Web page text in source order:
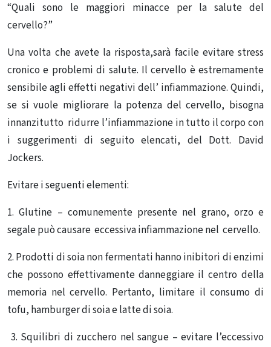
“Quali sono le maggiori minacce per la salute del
cervello?”
Una volta che avete la risposta,sarà facile evitare stress
cronico e problemi di salute. Il cervello è estremamente
sensibile agli effetti negativi dell’ infiammazione. Quindi,
se si vuole migliorare la potenza del cervello, bisogna
innanzitutto ridurre l’infiammazione in tutto il corpo con
i suggerimenti di seguito elencati, del Dott. David
Jockers.
Evitare i seguenti elementi:
1.Glutine – comunemente presente nel grano, orzo e
segale può causare eccessiva infiammazione nel cervello.
2. Prodotti di soia non fermentati hanno inibitori di enzimi
che possono effettivamente danneggiare il centro della
memoria nel cervello. Pertanto, limitare il consumo di
tofu, hamburger di soia e latte di soia.
3. Squilibri di zucchero nel sangue – evitare l’eccessivo